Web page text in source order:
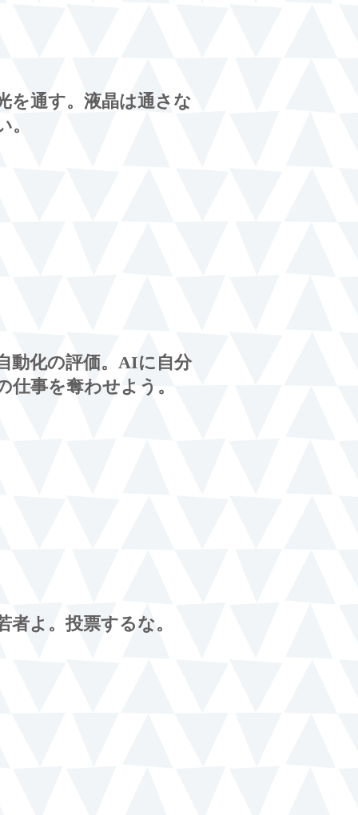
を通す。液晶は通さな
。
動化の評価。AIに自分
仕事を奪わせよう。
者よ。投票するな。